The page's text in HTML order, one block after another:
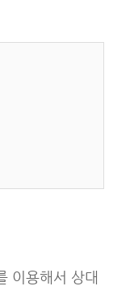
이용해서 상대